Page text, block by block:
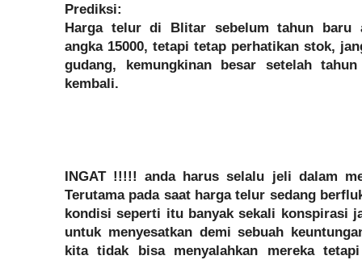
Prediksi:
Harga telur di Blitar sebelum tahun baru
angka 15000, tetapi tetap perhatikan stok,
gudang, kemungkinan besar setelah
kembali.
INGAT !!!!! anda harus selalu jeli dalam
Terutama pada saat harga telur sedang
kondisi seperti itu banyak sekali konspirasi
untuk menyesatkan demi sebuah
kita tidak bisa menyalahkan mereka